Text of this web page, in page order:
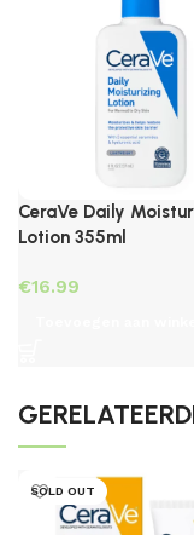
CeraVe Daily
Lotion 355ml
€
SOLD OUT